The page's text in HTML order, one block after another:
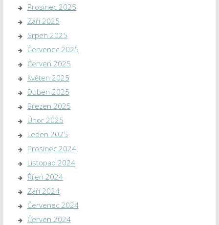
Prosinec 2025
Září 2025
Srpen 2025
Červenec 2025
Červen 2025
Květen 2025
Duben 2025
Březen 2025
Únor 2025
Leden 2025
Prosinec 2024
Listopad 2024
Říjen 2024
Září 2024
Červenec 2024
Červen 2024